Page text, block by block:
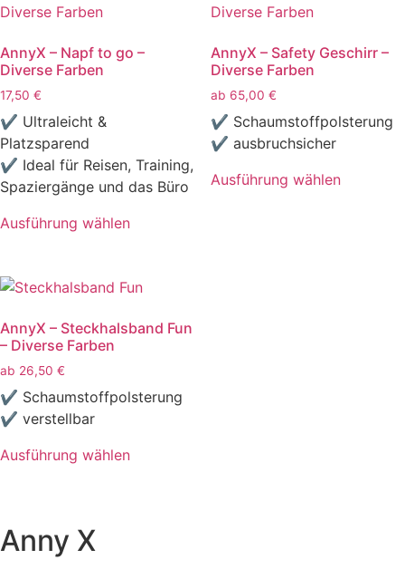
mehrere
auf.
Die
Optionen
können
auf
der
Produktseite
werden
Varianten
Die
Optionen
können
auf
der
gewählt
AnnyX – Napf to go –
Diverse Farben
17,50 €
✔ Ultraleicht &
Platzsparend
✔ Ideal für Reisen, Training,
Spaziergänge und das Büro
Ausführung wählen
weist
Varianten
auf.
Die
Optionen
können
der
werden
AnnyX – Safety Geschirr –
Diverse Farben
ab 65,00 €
✔ Schaumstoffpolsterung
✔ ausbruchsicher
Ausführung wählen
AnnyX – Steckhalsband Fun
– Diverse Farben
ab 26,50 €
✔ Schaumstoffpolsterung
✔ verstellbar
Ausführung wählen
mehrere
Varianten
Anny X